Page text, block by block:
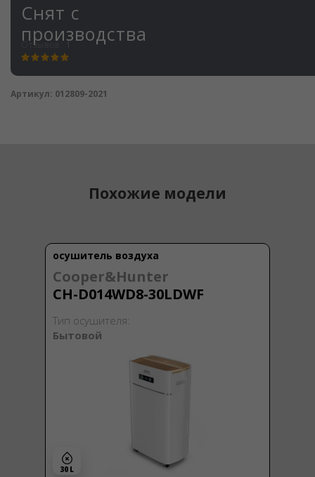
Снят с
производства
Отзывов: 1
Артикул: 012809-2021
Похожие модели
осушитель воздуха
Cooper&Hunter
CH-D014WD8-30LDWF
Тип осушителя:
Бытовой
30 L